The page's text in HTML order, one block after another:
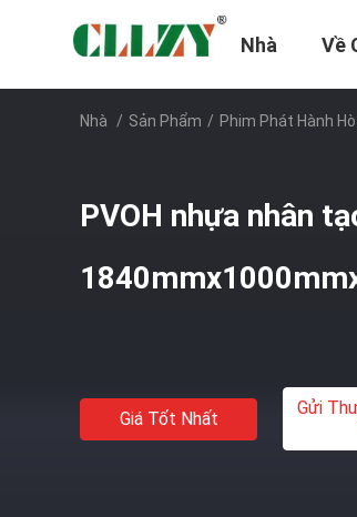
Nhà Về
Nhà / Sản Phẩm / Phim Phát Hành
PVOH nhựa nhân
Giá Tốt Nhất
Gửi